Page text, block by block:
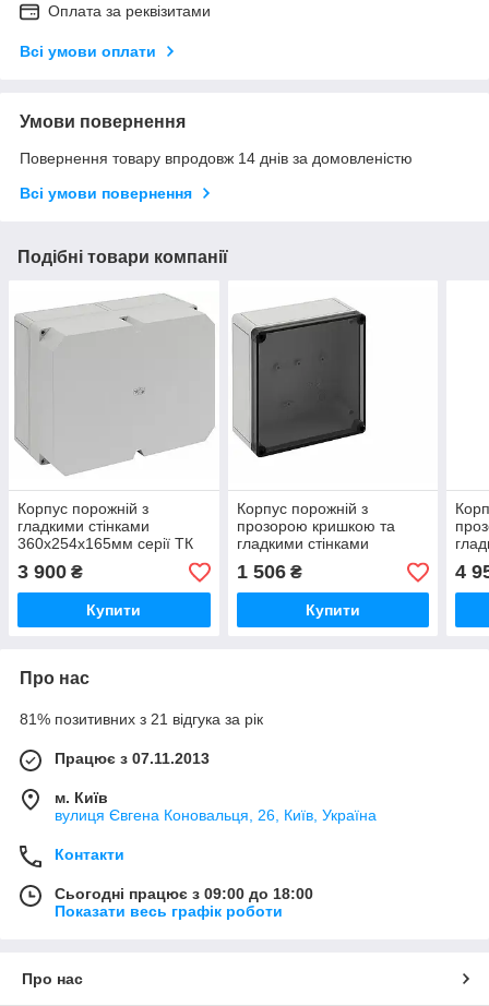
Оплата за реквізитами
Всі умови оплати
Умови повернення
Повернення товару впродовж 14 днів за домовленістю
Всі умови повернення
Подібні товари компанії
Корпус порожній з
гладкими стінками
360x254x165мм серії ТК
PS 3625-16-o 11091201
IP66
3 900 ₴
Купити
Корпус порожній з
прозорою кришкою та
гладкими стінками
182х180х90mm серії TK
PS 1818-9-to 11100701
1 506₴
Купити
PS
4
Про нас
81% позитивних з 21 відгука за рік
Працює з 07.11.2013
м. Київ
вулиця Євгена Коновальця, 26, Київ, Україна
Контакти
Сьогодні працює з 09:00 до 18:00
Показати весь графік роботи
Про нас